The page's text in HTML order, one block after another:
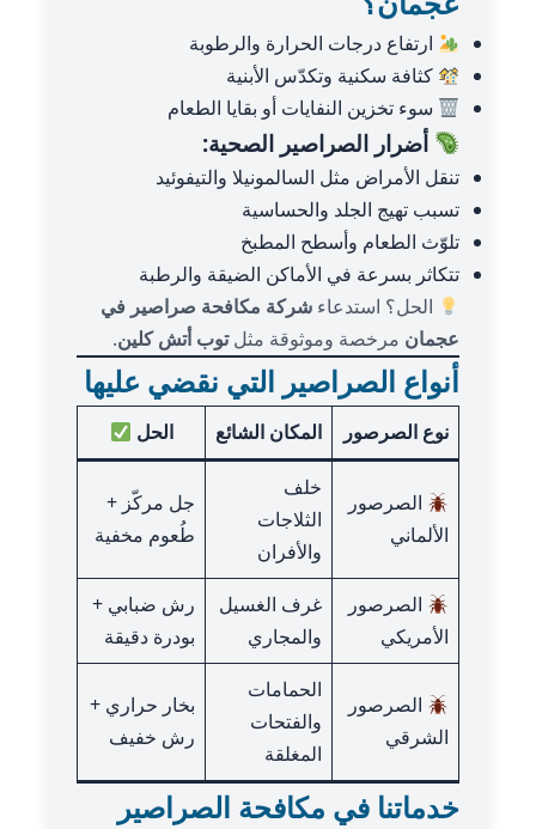
ارتفاع درجات الحرارة والرطوبة
كثافة سكنية وتكدّس الأبنية
سوء تخزين النفايات أو بقايا الطعام
أضرار الصراصير الصحية:
تنقل الأمراض مثل السالمونيلا والتيفوئيد
تسبب تهيج الجلد والحساسية
تلوّث الطعام وأسطح المطبخ
تتكاثر بسرعة في الأماكن الضيقة والرطبة
الحل؟ استدعاءشركة مكافحة صراصير في
عجمان مرخصة وموثوقة مثلتوب أتش كلين.
أنواع الصراصير التي نقضي عليها
نوع الصرصور المكان الشائع الحل
الصرصور
الألماني
خلف
الثلاجات
والأفران
جل مركّز +
طُعوم مخفية
الصرصور
الأمريكي
غرف الغسيل
والمجاري
رش ضبابي +
بودرة دقيقة
الصرصور
الشرقي
الحمامات
والفتحات
المغلقة
بخار حراري +
رش خفيف
خدماتنا في مكافحة الصراصير